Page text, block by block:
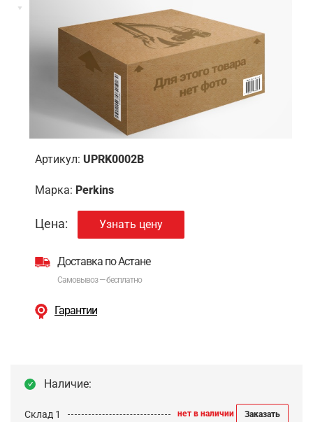
Артикул: UPRK0002B
Марка: Perkins
Цена: Узнать цену
Доставка по Астане
Самовывоз — бесплатно
Гарантии
Наличие:
Склад 1 нет в наличии Заказать